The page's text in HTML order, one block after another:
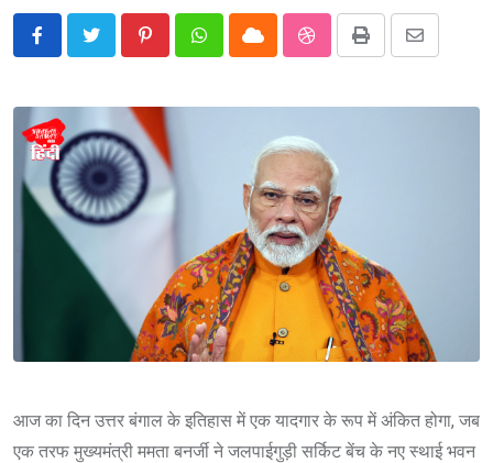
PinterestWhatsappCloud StumbleUpon
Print
Share
Email
आज का दिन उत्तर बंगाल के इतिहास में एक यादगार के रूप में अंकित होगा, जब
एक तरफ मुख्यमंत्री ममता बनर्जी ने जलपाईगुड़ी सर्किट बेंच के नए स्थाई भवन